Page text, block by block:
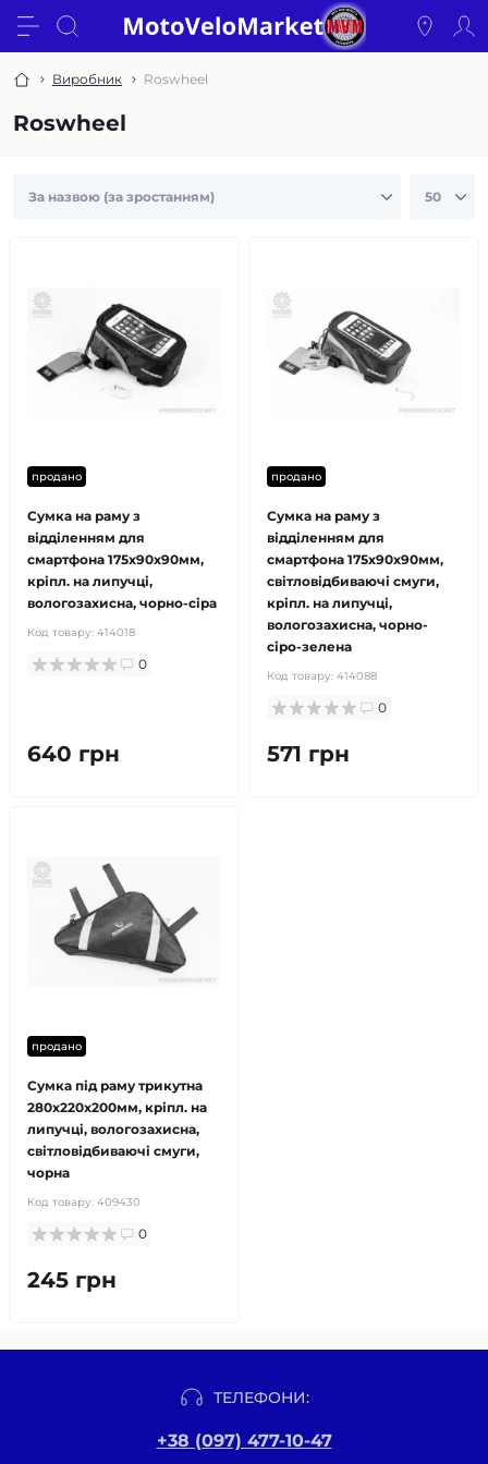
Виробник Roswheel
Roswheel
продано
Сумка на раму з
відділенням для
смартфона 175х90х90мм,
кріпл. на липучці,
вологозахисна, чорно-сіра
Код товару: 414018
0
640 грн
продано
Сумка на раму з
відділенням для
смартфона 175х90х90мм,
світловідбиваючі смуги,
кріпл. на липучці,
вологозахисна, чорно-
сіро-зелена
Код товару: 414088
0
571 грн
продано
Сумка під раму трикутна
280х220х200мм, кріпл. на
липучці, вологозахисна,
світловідбиваючі смуги,
чорна
Код товару: 409430
0
245 грн
ТЕЛЕФОНИ:
+38 (097) 477-10-47